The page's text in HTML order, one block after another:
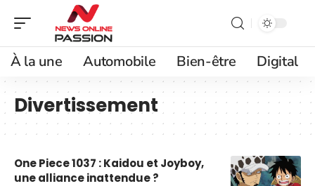
À la une Automobile Bien-être Digital
Divertissement
One Piece 1037 : Kaidou et Joyboy,
une alliance inattendue ?